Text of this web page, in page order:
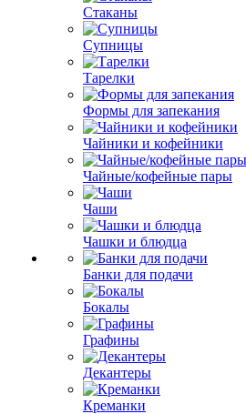
Стаканы
Супницы
Тарелки
Формы для запекания
Чайники и кофейники
Чайные/кофейные пары
Чаши
Чашки и блюдца
Банки для подачи
Бокалы
Графины
Декантеры
Креманки